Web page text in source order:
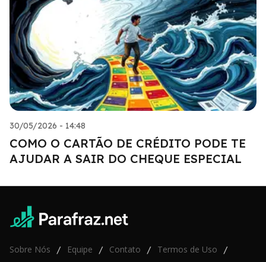
30/05/2026 - 14:48
COMO O CARTÃO DE CRÉDITO PODE TE
AJUDAR A SAIR DO CHEQUE ESPECIAL
Sobre Nós / Equipe / Contato / Termos de Uso /